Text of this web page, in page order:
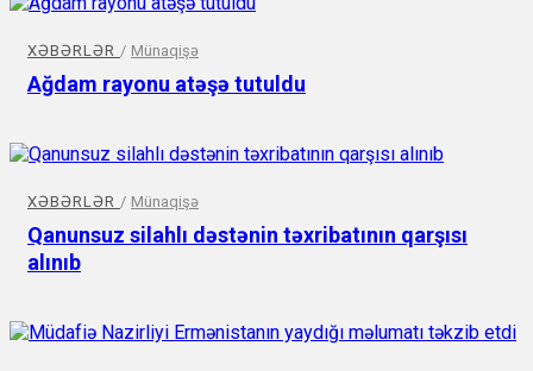
XƏBƏRLƏR / Münaqişə
Ağdam rayonu atəşə tutuldu
XƏBƏRLƏR / Münaqişə
Qanunsuz silahlı dəstənin təxribatının qarşısı
alınıb